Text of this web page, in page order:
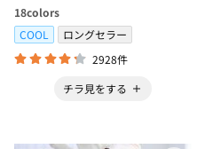
18colors
COOL
ロングセラー
2928件
チラ見をする